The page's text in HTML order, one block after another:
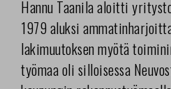
Hannu Taanila aloitti
1979 aluksi
lakimuutoksen myötä
työmaa oli silloisessa